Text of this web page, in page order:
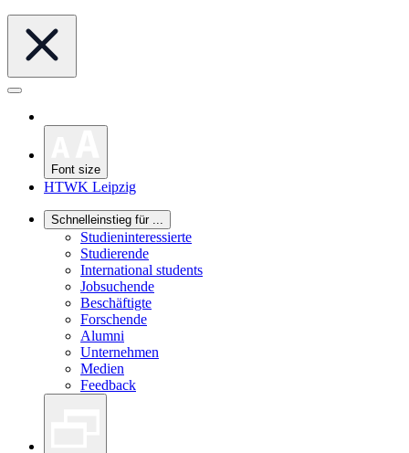
Font size
HTWK Leipzig
Schnelleinstieg für ...
Studieninteressierte
Studierende
International students
Jobsuchende
Beschäftigte
Forschende
Alumni
Unternehmen
Medien
Feedback